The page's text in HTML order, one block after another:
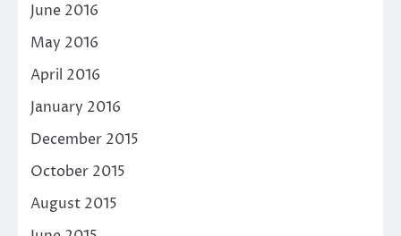
June 2016
May 2016
April 2016
January 2016
December 2015
October 2015
August 2015